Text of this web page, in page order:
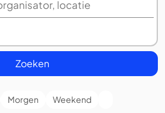
Zoeken
Morgen Weekend